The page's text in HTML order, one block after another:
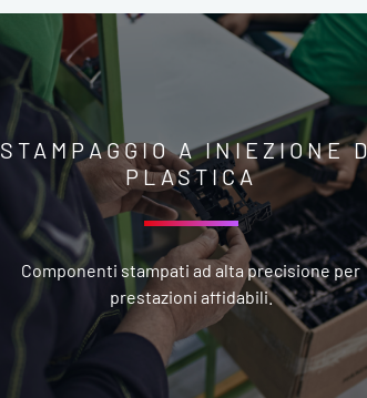
STAMPAGGIO A INIEZIONE
PLASTICA
Componenti stampati ad alta precisione per
prestazioni affidabili.